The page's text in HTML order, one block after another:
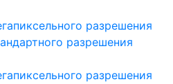
разрешения
разрешения
разрешения